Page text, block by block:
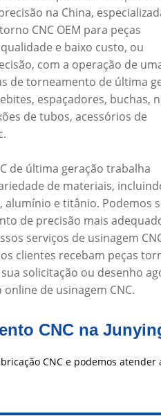
na China,
CNC OEM para peças
e baixo custo, ou
com a operação de
de torneamento de última
espaçadores, buchas,
de tubos, acessórios de
de última geração trabalha
de materiais,
alumínio e titânio. Podemos
de precisão mais
serviços de usinagem
clientes recebam peças
solicitação ou desenho
de usinagem CNC.
CNC na
CNC e podemos